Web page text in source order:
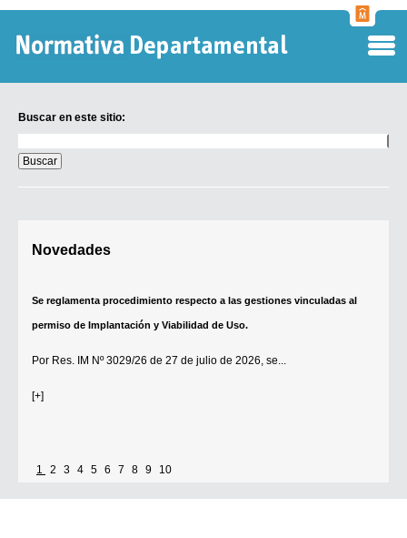
Buscar en este sitio:
en
este
sitio:
Novedades
Se reglamenta procedimiento respecto a las gestiones vinculadas al
permiso de Implantación y Viabilidad de Uso.
Por Res. IM Nº 3029/26 de 27 de julio de 2026, se...
[+]
1 2 3 4 5 6 7 8 9 10